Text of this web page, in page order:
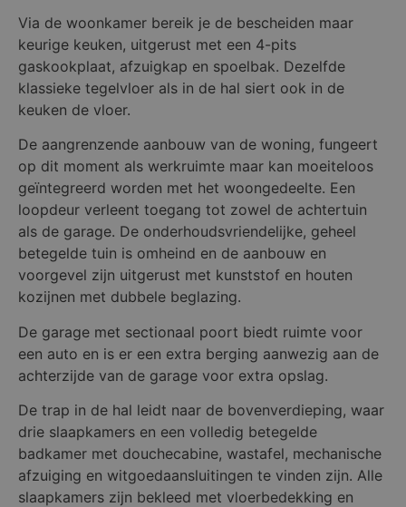
Via de woonkamer bereik je de bescheiden maar
keurige keuken, uitgerust met een 4-pits
gaskookplaat, afzuigkap en spoelbak. Dezelfde
klassieke tegelvloer als in de hal siert ook in de
keuken de vloer.
De aangrenzende aanbouw van de woning, fungeert
op dit moment als werkruimte maar kan moeiteloos
geïntegreerd worden met het woongedeelte. Een
loopdeur verleent toegang tot zowel de achtertuin
als de garage. De onderhoudsvriendelijke, geheel
betegelde tuin is omheind en de aanbouw en
voorgevel zijn uitgerust met kunststof en houten
kozijnen met dubbele beglazing.
De garage met sectionaal poort biedt ruimte voor
een auto en is er een extra berging aanwezig aan de
achterzijde van de garage voor extra opslag.
De trap in de hal leidt naar de bovenverdieping, waar
drie slaapkamers en een volledig betegelde
badkamer met douchecabine, wastafel, mechanische
afzuiging en witgoedaansluitingen te vinden zijn. Alle
slaapkamers zijn bekleed met vloerbedekking en